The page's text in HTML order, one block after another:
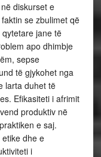
diskurset e
se zbulimet që
jane të
apo dhimbje
sepse
të gjykohet nga
larta duhet të
Efikasiteti i afrimit
produktiv në
e saj.
dhe e
i